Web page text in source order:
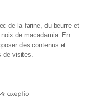
de la farine, du beurre et
de macadamia. En
des contenus et
de visites.
vente
de fidélité
Pro